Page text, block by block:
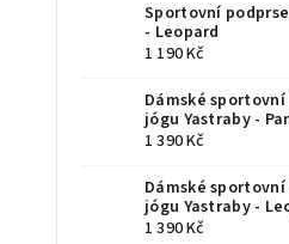
Sportovní
- Leopard
1 190 Kč
Dámské
jógu Yastraby -
1 390 Kč
Dámské
jógu Yastraby -
1 390 Kč